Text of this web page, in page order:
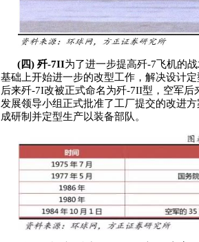
(四) 歼-7II为了进一步提高歼-7飞机的
基础上开始进一步的改型工作，解决设计
后来歼-7I改被正式命名为歼-7II型，空军
发展领导小组正式批准了工厂提交的改进
成研制并定型生产以装备部队。